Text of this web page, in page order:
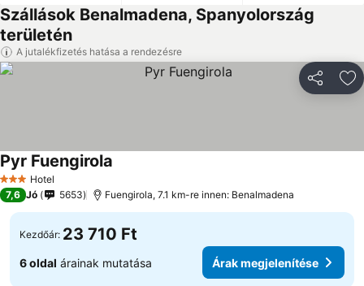
Szállások Benalmadena, Spanyolország
területén
A jutalékfizetés hatása a rendezésre
3 Kategória
Hotel
Pyr Fuengirola
7,6 Jó 5653 Fuengirola, 7.1 km-re innen: Benalmadena
Kezdőár: 23 710 Ft
6 oldal árainak mutatása Árak megjelenítése